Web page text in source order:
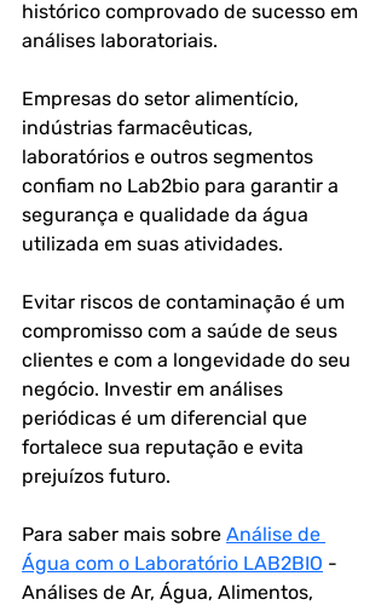
histórico comprovado de sucesso em
análises laboratoriais.
Empresas do setor alimentício,
indústrias farmacêuticas,
laboratórios e outros segmentos
confiam no Lab2bio para garantir a
segurança e qualidade da água
utilizada em suas atividades.
Evitar riscos de contaminação é um
compromisso com a saúde de seus
clientes e com a longevidade do seu
negócio. Investir em análises
periódicas é um diferencial que
fortalece sua reputação e evita
prejuízos futuro.
Para saber mais sobre Análise de
Água com o Laboratório LAB2BIO -
Análises de Ar, Água, Alimentos,